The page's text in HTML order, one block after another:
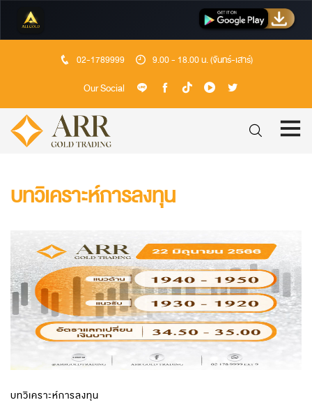
02-1789999 9.00 - 18.00 น. (จันทร์-เสาร์)
Our Social
บทวิเคราะห์การลงทุน
บทวิเคราะห์การลงทุน